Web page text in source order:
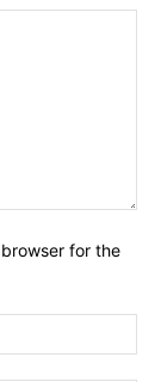
for the